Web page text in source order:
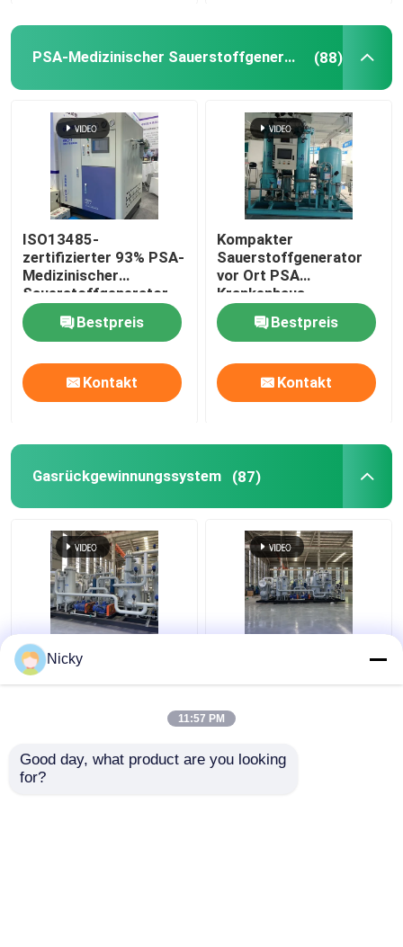
PSA-Medizinischer Sauerstoffgenerator (88)
ISO13485-
zertifizierter 93% PSA-
Medizinischer
Sauerstoffgenerator
mit Füllstation
Bestpreis
Kontakt
Kompakter
Sauerstoffgenerator
vor Ort PSA
Krankenhaus
Sauerstoffgenerator
Ölfrei
Bestpreis
Kontakt
Gasrückgewinnungssystem (87)
Niederdruck-
Explosionssicherheitsgasrückgewinnungssystem
hoher Reinheit Einfache
Installation
Nicky
11:57 PM
Good day, what product are you looking
for?